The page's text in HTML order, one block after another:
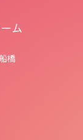
ム
橋